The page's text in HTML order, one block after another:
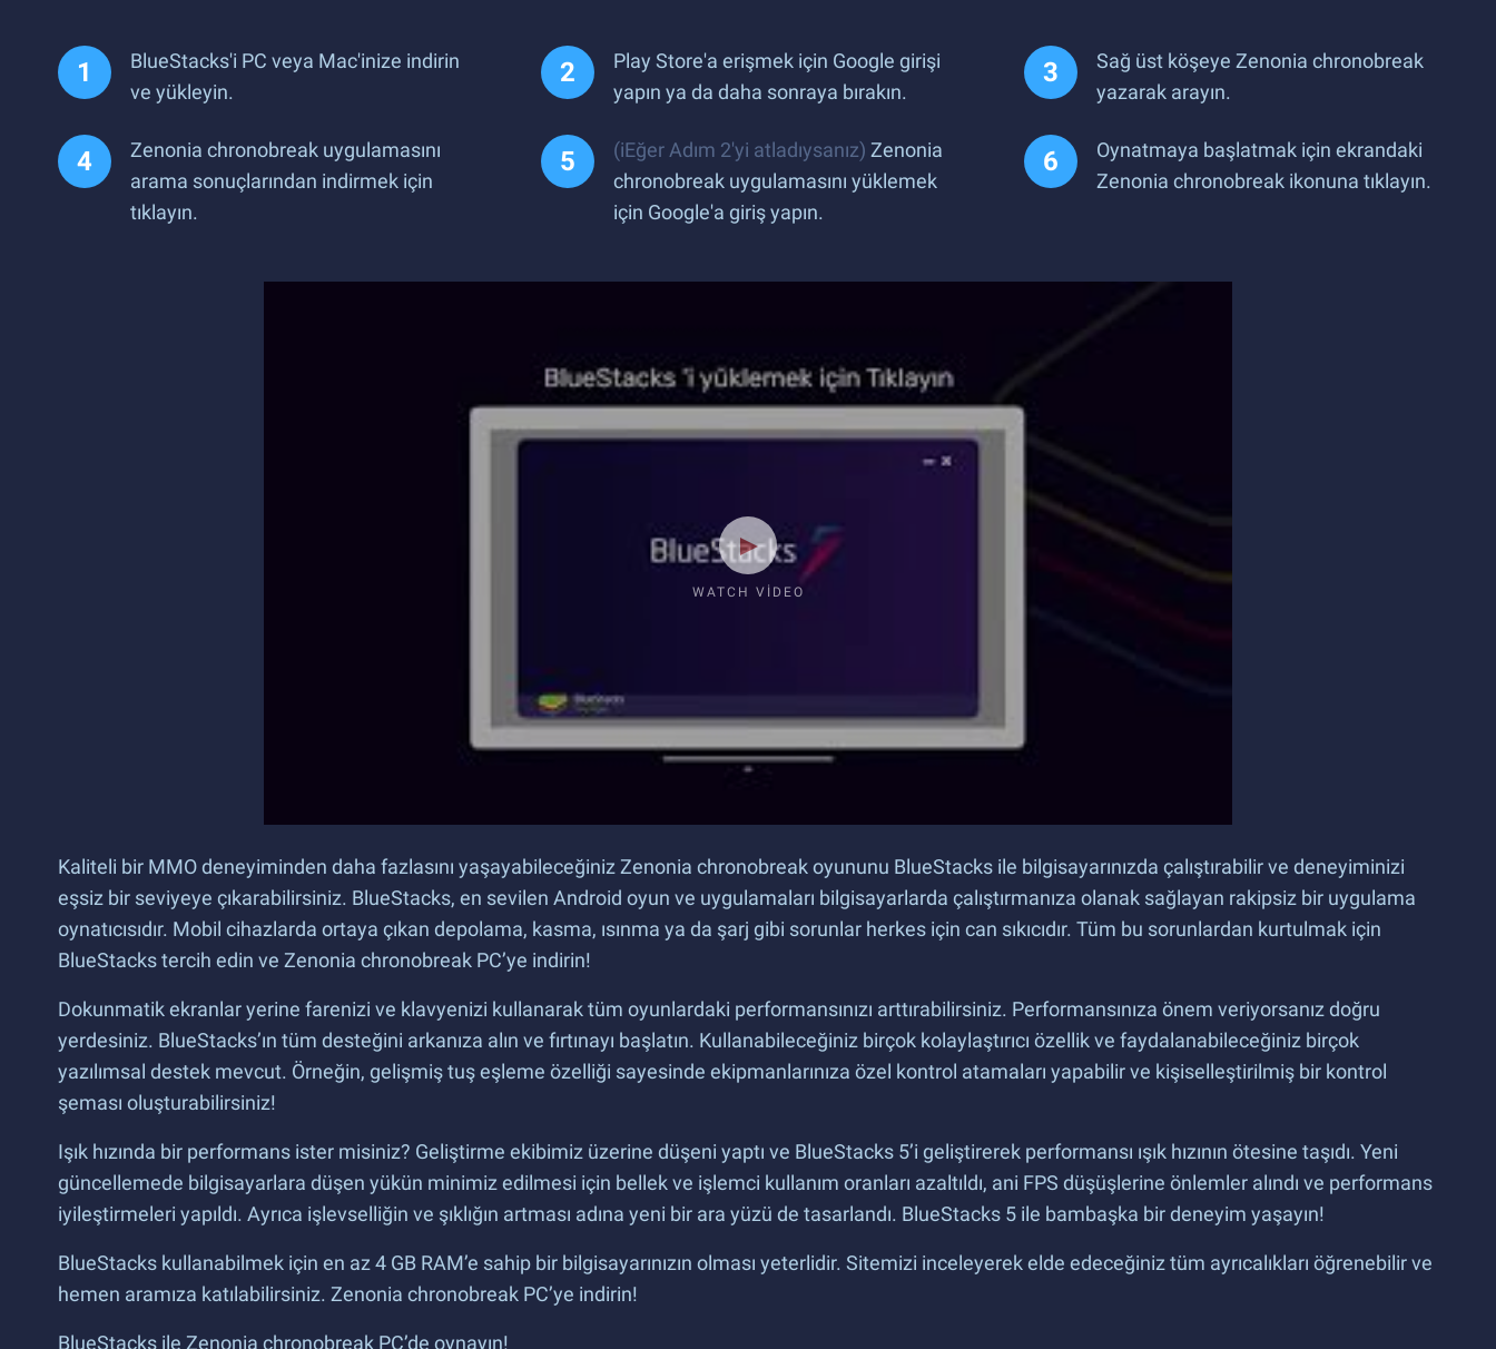
BlueStacks'i PC veya Mac'inize indirin
ve yükleyin.
Play Store'a erişmek için Google girişi
yapın ya da daha sonraya bırakın.
Sağ üst köşeye Zenonia chronobreak
yazarak arayın.
Zenonia chronobreak uygulamasını
arama sonuçlarından indirmek için
tıklayın.
(iEğer Adım 2'yi atladıysanız) Zenonia
chronobreak uygulamasını yüklemek
için Google'a giriş yapın.
Oynatmaya başlatmak için ekrandaki
Zenonia chronobreak ikonuna tıklayın.
WATCH VIDEO
Kaliteli bir MMO deneyiminden daha fazlasını yaşayabileceğiniz Zenonia chronobreak oyununu BlueStacks ile bilgisayarınızda çalıştırabilir ve deneyiminizi
eşsiz bir seviyeye çıkarabilirsiniz. BlueStacks, en sevilen Android oyun ve uygulamaları bilgisayarlarda çalıştırmanıza olanak sağlayan rakipsiz bir uygulama
oynatıcısıdır. Mobil cihazlarda ortaya çıkan depolama, kasma, ısınma ya da şarj gibi sorunlar herkes için can sıkıcıdır. Tüm bu sorunlardan kurtulmak için
BlueStacks tercih edin ve Zenonia chronobreak PC’ye indirin!
Dokunmatik ekranlar yerine farenizi ve klavyenizi kullanarak tüm oyunlardaki performansınızı arttırabilirsiniz. Performansınıza önem veriyorsanız doğru
yerdesiniz. BlueStacks’ın tüm desteğini arkanıza alın ve fırtınayı başlatın. Kullanabileceğiniz birçok kolaylaştırıcı özellik ve faydalanabileceğiniz birçok
yazılımsal destek mevcut. Örneğin, gelişmiş tuş eşleme özelliği sayesinde ekipmanlarınıza özel kontrol atamaları yapabilir ve kişiselleştirilmiş bir kontrol
şeması oluşturabilirsiniz!
Işık hızında bir performans ister misiniz? Geliştirme ekibimiz üzerine düşeni yaptı ve BlueStacks 5’i geliştirerek performansı ışık hızının ötesine taşıdı. Yeni
güncellemede bilgisayarlara düşen yükün minimiz edilmesi için bellek ve işlemci kullanım oranları azaltıldı, ani FPS düşüşlerine önlemler alındı ve performans
iyileştirmeleri yapıldı. Ayrıca işlevselliğin ve şıklığın artması adına yeni bir ara yüzü de tasarlandı. BlueStacks 5 ile bambaşka bir deneyim yaşayın!
BlueStacks kullanabilmek için en az 4 GB RAM’e sahip bir bilgisayarınızın olması yeterlidir. Sitemizi inceleyerek elde edeceğiniz tüm ayrıcalıkları öğrenebilir ve
hemen aramıza katılabilirsiniz. Zenonia chronobreak PC’ye indirin!
BlueStacks ile Zenonia chronobreak PC’de oynayın!